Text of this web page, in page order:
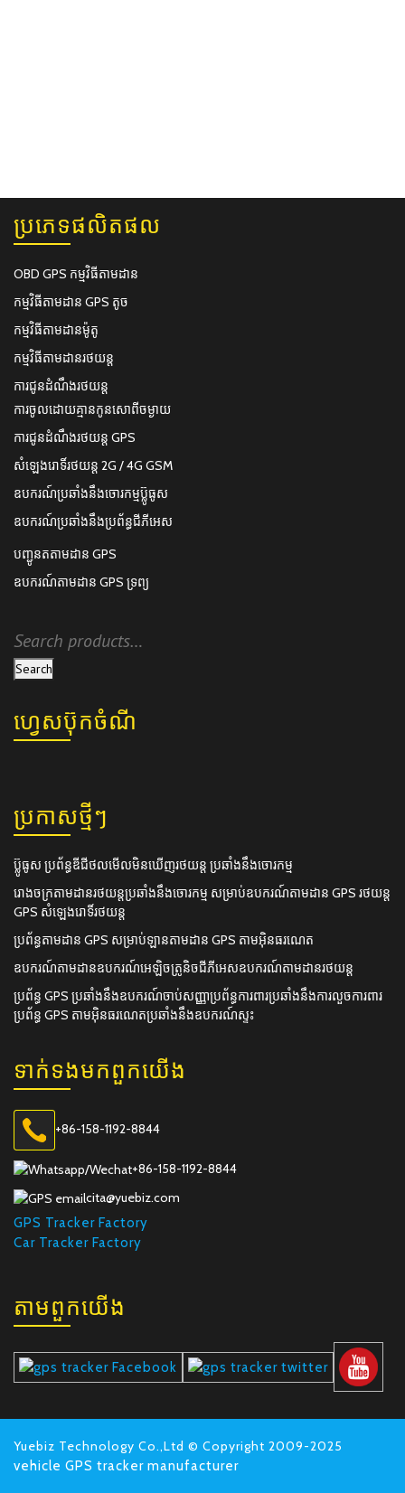
ប្រភេទផលិតផល
OBD GPS កម្មវិធីតាមដាន
កម្មវិធីតាមដាន GPS តូច
កម្មវិធីតាមដានម៉ូតូ
កម្មវិធីតាមដានរថយន្ត
ការជូនដំណឹងរថយន្ត
ការចូលដោយគ្មានកូនសោពីចម្ងាយ
ការជូនដំណឹងរថយន្ត GPS
សំឡេងរោទិ៍រថយន្ត 2G / 4G GSM
ឧបករណ៍ប្រឆាំងនឹងចោរកម្មប៊្លូធូស
ឧបករណ៍ប្រឆាំងនឹងប្រព័ន្ធជីភីអេស
បញ្ជូនតតាមដាន GPS
ឧបករណ៍តាមដាន GPS ទ្រព្យ
Search
ហ្វេសប៊ុកចំណី
ប្រកាស​ថ្មីៗ
ប៊្លូធូស ប្រព័ន្ធឌីជីថលមើលមិនឃើញរថយន្ត ប្រឆាំងនឹងចោរកម្ម
រោងចក្រតាមដានរថយន្តប្រឆាំងនឹងចោរកម្ម សម្រាប់ឧបករណ៍តាមដាន GPS រថយន្ត
GPS សំឡេងរោទិ៍រថយន្ត
ប្រព័ន្ធតាមដាន GPS សម្រាប់ឡានតាមដាន GPS តាមអ៊ិនធរណេត
ឧបករណ៍តាមដានឧបករណ៍អេឡិចត្រូនិចជីភីអេសឧបករណ៍តាមដានរថយន្ត
ប្រព័ន្ធ GPS ប្រឆាំងនឹងឧបករណ៍ចាប់សញ្ញាប្រព័ន្ធការពារប្រឆាំងនឹងការលួចការពារ
ប្រព័ន្ធ GPS តាមអ៊ិនធរណេតប្រឆាំងនឹងឧបករណ៍ស្ទះ
ទាក់ទង​មក​ពួក​យើង
+86-158-1192-8844
+86-158-1192-8844
cita@yuebiz.com
GPS Tracker Factory
Car Tracker Factory
តាម​ពួក​យើង
Yuebiz Technology Co.,Ltd © Copyright 2009-2025
vehicle GPS tracker manufacturer